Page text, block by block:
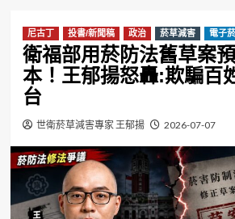
尼古丁 投書/新聞稿 政治 菸草減害 電子菸
衛福部用菸防法舊草案
本！王郁揚怒轟:欺騙百
台
世衛菸草減害專家 王郁揚 2026-07-07